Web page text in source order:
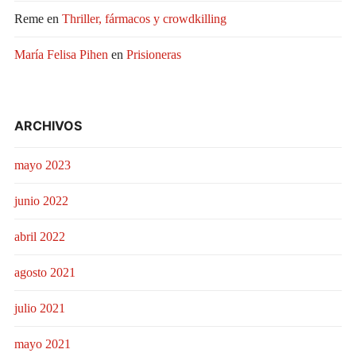
Remeen Thriller, fármacos y crowdkilling
María Felisa Pihenen Prisioneras
ARCHIVOS
mayo 2023
junio 2022
abril 2022
agosto 2021
julio 2021
mayo 2021